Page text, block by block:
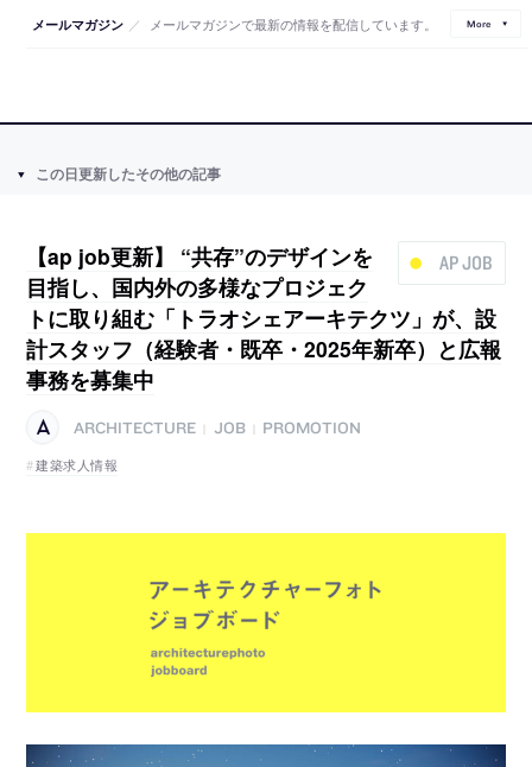
メールマガジン ／ メールマガジンで最新の情報を配信しています。 More
この日更新したその他の記事
AP JOB
【ap job更新】 “共存”のデザインを
目指し、国内外の多様なプロジェク
トに取り組む「トラオシェアーキテクツ」が、設
計スタッフ（経験者・既卒・2025年新卒）と広報
事務を募集中
ARCHITECTURE JOB
PROMOTION
建築求人情報